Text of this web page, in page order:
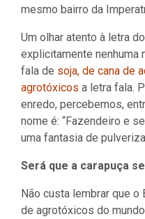
mesmo bairro da
Um olhar atento à letra
explicitamente nenhuma
fala de soja, de cana de
agrotóxicos a letra fala.
enredo, percebemos,
nome é: “Fazendeiro e
uma fantasia de
Será que a carapuça
Não custa lembrar que
de agrotóxicos do